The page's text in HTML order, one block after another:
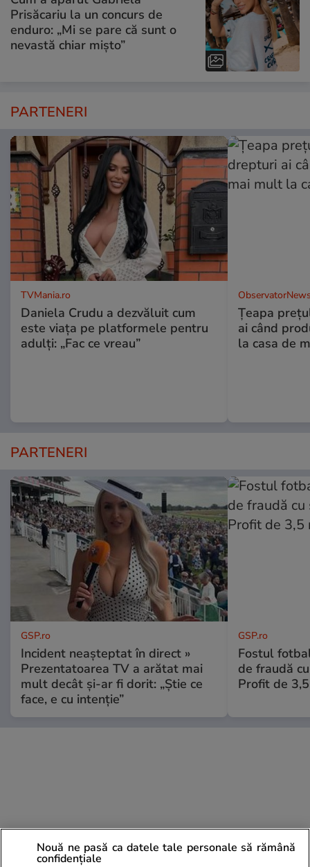
Prisăcariu la un concurs de
enduro: „Mi se pare că sunt o
nevastă chiar mișto”
PARTENERI
TVMania.ro
Daniela Crudu a dezvăluit cum
este viața pe platformele pentru
adulți: „Fac ce vreau”
Țeapa
ai când
la casa de
PARTENERI
GSP.ro
Incident neașteptat în direct »
Prezentatoarea TV a arătat mai
mult decât și-ar fi dorit: „Știe ce
face, e cu intenție”
GSP.ro
Fostul
de fraudă
Profit de
Nouă ne pasă ca datele tale personale să rămână
confidențiale